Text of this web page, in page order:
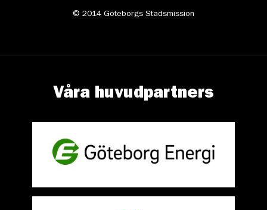
© 2014 Göteborgs Stadsmission
Våra huvudpartners